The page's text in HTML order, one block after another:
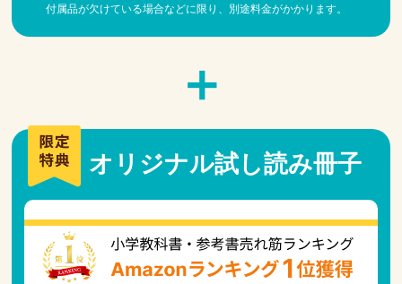
付属品が欠けている場合などに限り、別途料金がかかります。
＋
オリジナル試し読み冊子